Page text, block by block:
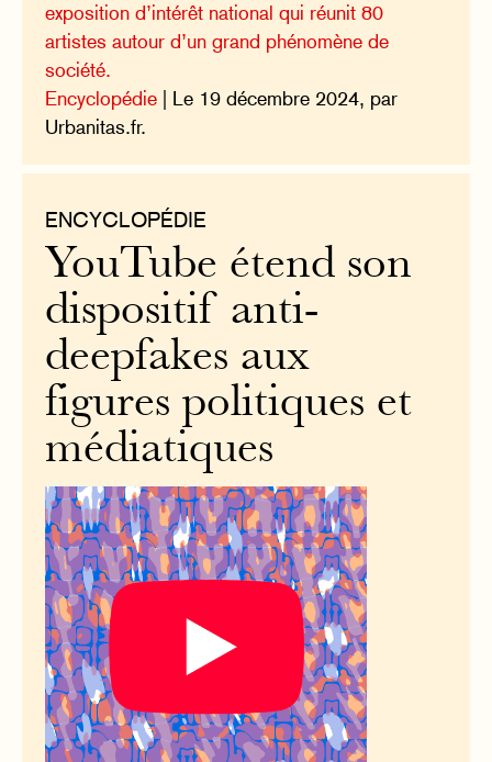
exposition d’intérêt national qui réunit 80
artistes autour d’un grand phénomène de
société.
Encyclopédie | Le 19 décembre 2024, par
Urbanitas.fr.
ENCYCLOPÉDIE
YouTube étend son
dispositif anti-
deepfakes aux
figures politiques et
médiatiques